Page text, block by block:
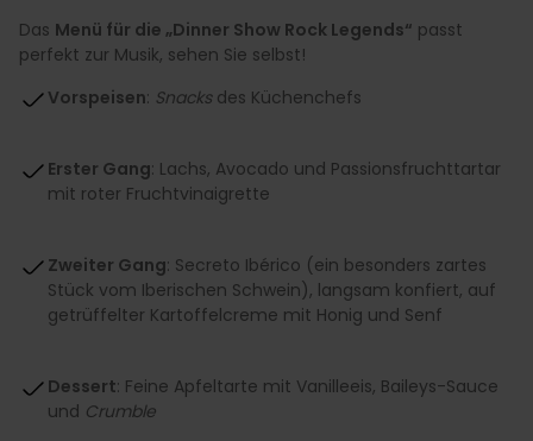
Das Menü für die „Dinner Show Rock Legends“ passt
perfekt zur Musik, sehen Sie selbst!
Vorspeisen: Snacksdes Küchenchefs
Erster Gang: Lachs, Avocado und Passionsfruchttartar
mit roter Fruchtvinaigrette
Zweiter Gang: Secreto Ibérico (ein besonders zartes
Stück vom Iberischen Schwein), langsam konfiert, auf
getrüffelter Kartoffelcreme mit Honig und Senf
Dessert: Feine Apfeltarte mit Vanilleeis, Baileys-Sauce
und Crumble